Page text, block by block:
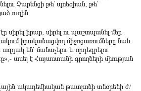
Չարենցի թե՛ պոեզիան, թե՛
ուղին:
սիրել իրար, սիրել ու պաշտպանել մեր
իրականացվող միջոցառումները նաև
են՝ ճանաչելու և որդեգրելու
ասել է Հայաստանի գրողների միության
ակադեմիական թատրոնի տնօրենի ժ/